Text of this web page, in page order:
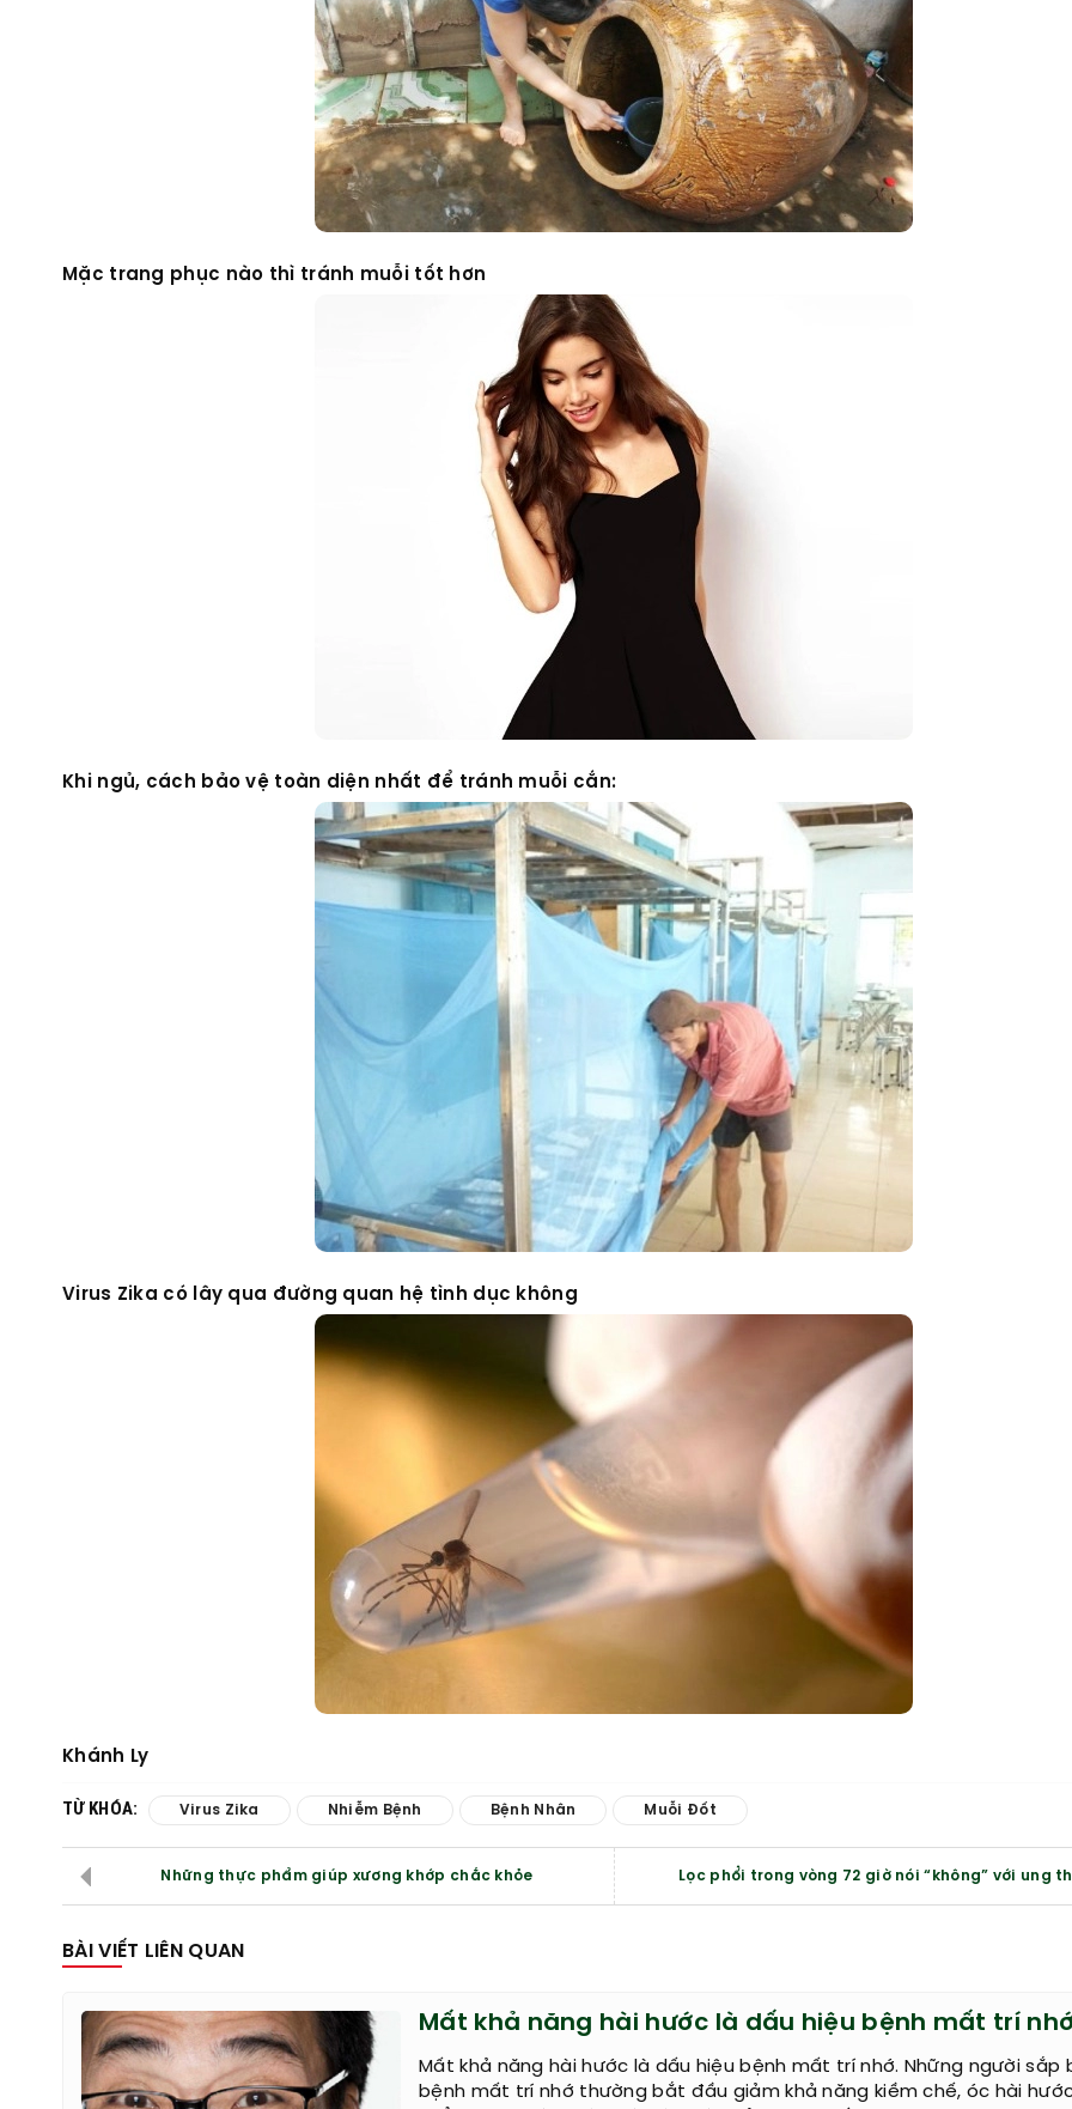
Mặc trang phục nào thì tránh muỗi tốt hơn
Khi ngủ, cách bảo vệ toàn diện nhất để tránh muỗi cắn:
Virus Zika có lây qua đường quan hệ tình dục không
Khánh Ly
TỪ KHÓA: Virus Zika Nhiễm Bệnh Bệnh Nhân Muỗi Đốt
Những thực phẩm giúp xương khớp chắc khỏe Lọc phổi trong vòng 72 giờ nói “không” với ung
BÀI VIẾT LIÊN QUAN
Mất khả năng hài hước là dấu hiệu bệnh mất trí
Mất khả năng hài hước là dấu hiệu bệnh mất trí nhớ. Những người sắp
bệnh mất trí nhớ thường bắt đầu giảm khả năng kiềm chế, óc hài